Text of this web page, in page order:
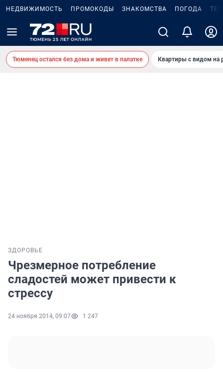
НЕДВИЖИМОСТЬ ПРОМОКОДЫ ЗНАКОМСТВА ПОГОДА
Тюменец остался без дома и живет в палатке Квартиры с видом на
ЗДОРОВЬЕ
Чрезмерное потребление
сладостей может привести к
стрессу
24 ноября 2014, 09:07 1 247